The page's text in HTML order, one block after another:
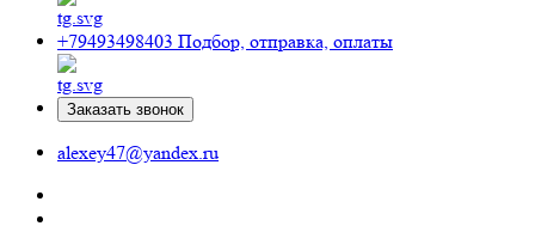
+79493498403 Подбор, отправка, оплаты
Заказать звонок
alexey47@yandex.ru